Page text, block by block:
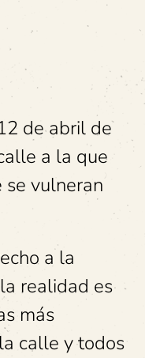
de abril de
a la que
vulneran
a la
realidad es
más
calle y todos